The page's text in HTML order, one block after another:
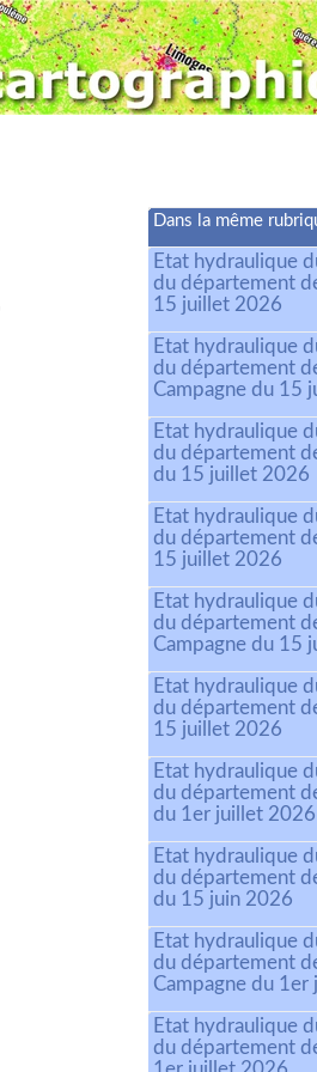
Dans la même
Etat hydraulique
du département
15 juillet 2026
Etat hydraulique
du département
Campagne du 15
Etat hydraulique
du département
du 15 juillet 2026
Etat hydraulique
du département
15 juillet 2026
Etat hydraulique
du département
Campagne du 15
Etat hydraulique
du département
15 juillet 2026
Etat hydraulique
du département
du 1er juillet 2026
Etat hydraulique
du département
du 15 juin 2026
Etat hydraulique
du département
Campagne du
Etat hydraulique
du département